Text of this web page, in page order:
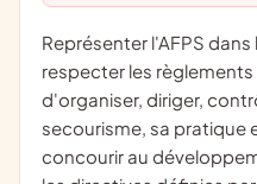
représenter l'AFPS dans le département ; faire
respecter les
d'organiser, diriger,
secourisme, sa pratique
concourir au